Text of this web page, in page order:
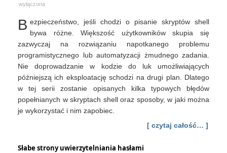
#1
wyłączona
B ezpieczeństwo, jeśli chodzi o pisanie skryptów shell
bywa różne. Większość użytkowników skupia się
zazwyczaj na rozwiązaniu napotkanego problemu
programistycznego lub automatyzacji żmudnego zadania.
Nie doprowadzanie w kodzie do luk umożliwiających
późniejszą ich eksploatację schodzi na drugi plan. Dlatego
w tej serii zostanie opisanych kilka typowych błędów
popełnianych w skryptach shell oraz sposoby, w jaki można
je wykorzystać i nim zapobiec.
[ czytaj całość… ]
Słabe strony uwierzytelniania hasłami